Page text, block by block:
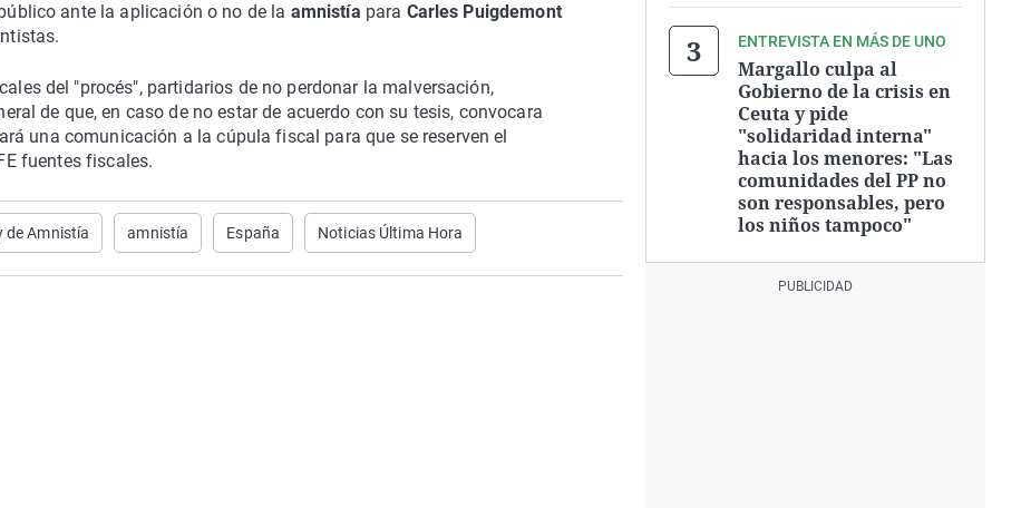
ante la aplicación o no de la amnistía para Carles Puigdemont
del "procés", partidarios de no perdonar la malversación,
de que, en caso de no estar de acuerdo con su tesis, convocara
una comunicación a la cúpula fiscal para que se reserven el
fuentes fiscales.
de Amnistía amnistía España Noticias Última Hora
ENTREVISTA EN MÁS DE UNO
Margallo culpa al
Gobierno de la crisis en
Ceuta y pide
"solidaridad interna"
hacia los menores: "Las
comunidades del PP no
son responsables, pero
los niños tampoco"